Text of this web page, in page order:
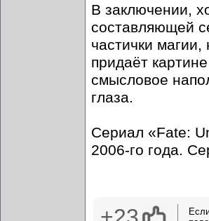
В заключении,
составляющей
частички
придаёт
смысловое
глаза.
Сериал «Fate:
2006-го года.